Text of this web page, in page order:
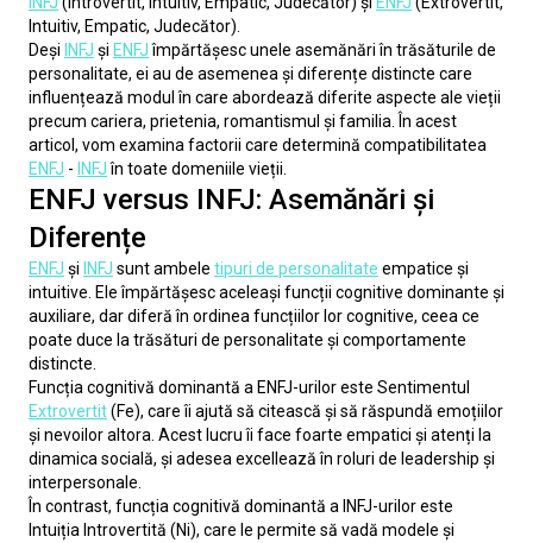
Intuitiv, Empatic, Judecător).
Deși INFJ și ENFJ împărtășesc unele asemănări în trăsăturile de
personalitate, ei au de asemenea și diferențe distincte care
influențează modul în care abordează diferite aspecte ale vieții
precum cariera, prietenia, romantismul și familia. În acest
ENFJ - INFJ în toate domeniile vieții.
ENFJ versus INFJ: Asemănări și
Diferențe
ENFJ și INFJ sunt ambele tipuri de personalitate empatice și
intuitive. Ele împărtășesc aceleași funcții cognitive dominante și
auxiliare, dar diferă în ordinea funcțiilor lor cognitive, ceea ce
poate duce la trăsături de personalitate și comportamente
distincte.
Extrovertit (Fe), care îi ajută să citească și să răspundă emoțiilor
și nevoilor altora. Acest lucru îi face foarte empatici și atenți la
dinamica socială, și adesea excellează în roluri de leadership și
interpersonale.
În contrast, funcția cognitivă dominantă a INFJ-urilor este
Intuiția Introvertită (Ni), care le permite să vadă modele și